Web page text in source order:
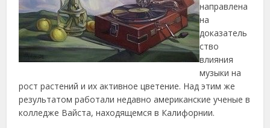
направлена
на
доказатель
ство
влияния
музыки на
рост растений и их активное цветение. Над этим же
результатом работали недавно американские ученые в
колледже Вайста, находящемся в Калифорнии.